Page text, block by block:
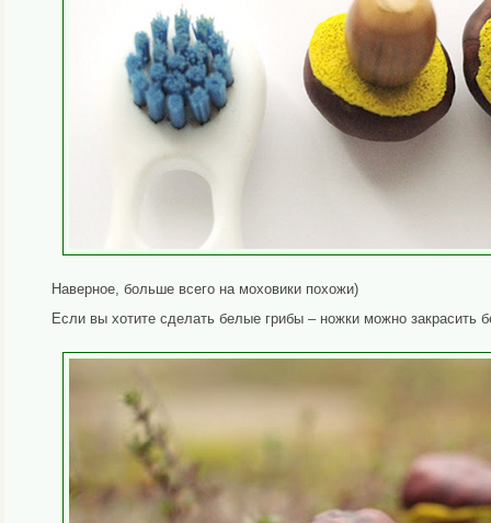
Наверное, больше всего на моховики похожи)
Если вы хотите сделать белые грибы – ножки можно закрасить